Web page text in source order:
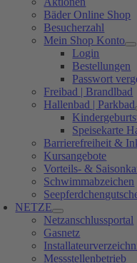
Bäder Online Shop
Besucherzahl
Mein Shop Konto
Login
Bestellungen
Passwort
Freibad | Brandlbad
Hallenbad | Parkbad
Speisekarte
Barrierefreiheit &
Kursangebote
Vorteils- &
Schwimmabzeichen
NETZE
Netzanschlussportal
Gasnetz
Messstellenbetrieb